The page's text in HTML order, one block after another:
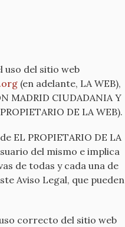
uso del sitio web
(en adelante, LA WEB),
MADRID CIUDADANIA Y
DE LA WEB).
EL PROPIETARIO DE LA
del mismo e implica
de todas y cada una de
Aviso Legal, que pueden
correcto del sitio web